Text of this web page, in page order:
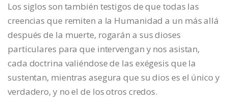
Los siglos son también testigos de que todas las
creencias que remiten a la Humanidad a un más allá
después de la muerte, rogarán a sus dioses
particulares para que intervengan y nos asistan,
cada doctrina valiéndose de las exégesis que la
sustentan, mientras asegura que su dios es el único y
verdadero, y no el de los otros credos.